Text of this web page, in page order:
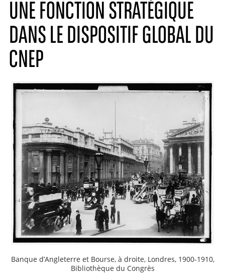
UNE FONCTION STRATÉGIQUE
DANS LE DISPOSITIF GLOBAL DU
CNEP
Banque d’Angleterre et Bourse, à droite, Londres, 1900-1910,
Bibliothèque du Congrès